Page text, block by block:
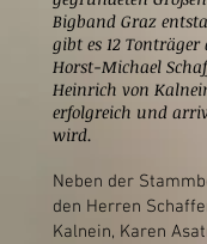
Bigband Graz
gibt es 12 Tonträger
Horst-Michael
Heinrich von
erfolgreich und
wird.
Neben der
den Herren
Kalnein, Karen